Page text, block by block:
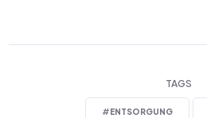
TAGS
#ENTSORGUNG